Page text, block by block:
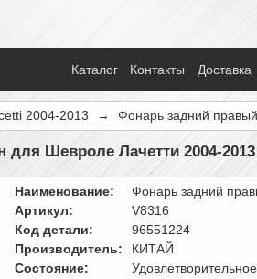
Каталог Контакты Доставка
2004-2013 → Фонарь задний
Шевроле Лачетти 2004-2013
Наименование:
Фонарь задний
Артикул:
V8316
Код детали:
96551224
Производитель:
КИТАЙ
Состояние:
Удовлетворительное